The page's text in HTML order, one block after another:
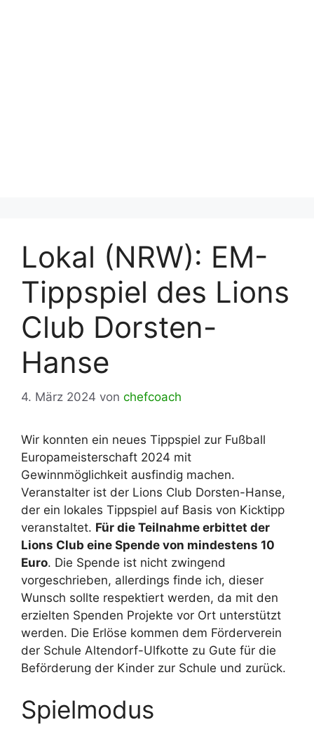
Lokal (NRW): EM-
Tippspiel des Lions
Club Dorsten-
Hanse
4. März 2024 von chefcoach
Wir konnten ein neues Tippspiel zur Fußball
Europameisterschaft 2024 mit
Gewinnmöglichkeit ausfindig machen.
Veranstalter ist der Lions Club Dorsten-Hanse,
der ein lokales Tippspiel auf Basis von Kicktipp
veranstaltet. Für die Teilnahme erbittet der
Lions Club eine Spende von mindestens 10
Euro. Die Spende ist nicht zwingend
vorgeschrieben, allerdings finde ich, dieser
Wunsch sollte respektiert werden, da mit den
erzielten Spenden Projekte vor Ort unterstützt
werden. Die Erlöse kommen dem Förderverein
der Schule Altendorf-Ulfkotte zu Gute für die
Beförderung der Kinder zur Schule und zurück.
Spielmodus